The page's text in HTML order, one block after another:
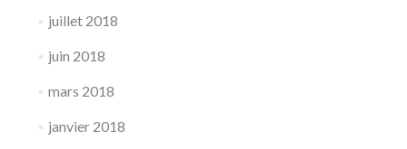
juillet 2018
juin 2018
mars 2018
janvier 2018